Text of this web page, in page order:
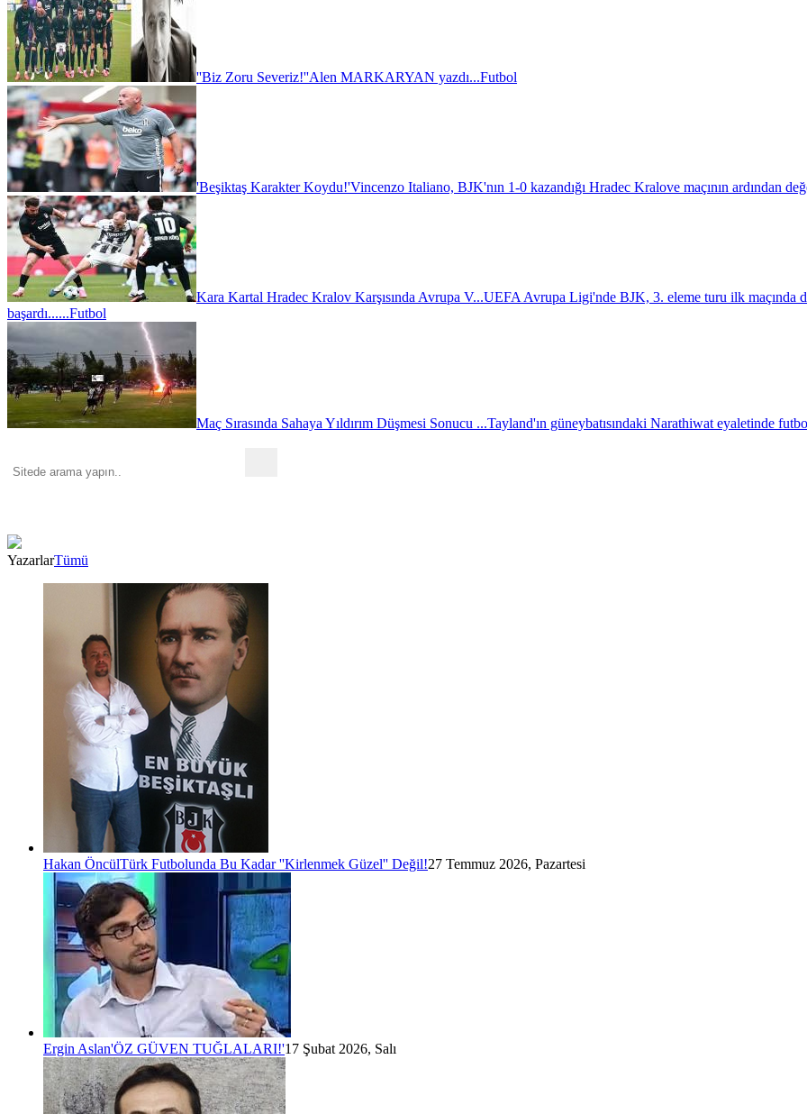
''Biz Zoru Severiz!''Alen MARKARYAN yazdı...Futbol
'Beşiktaş Karakter Koydu!'Vincenzo Italiano, BJK'nın 1-0 kazandığı Hradec Kralove maçının ardından
Kara Kartal Hradec Kralov Karşısında Avrupa V...UEFA Avrupa Ligi'nde BJK, 3. eleme turu ilk maçında
başardı......Futbol
Maç Sırasında Sahaya Yıldırım Düşmesi Sonucu ...Tayland'ın güneybatısındaki Narathiwat eyaletinde
YazarlarTümü
Hakan ÖncülTürk Futbolunda Bu Kadar ''Kirlenmek Güzel'' Değil!27 Temmuz 2026, Pazartesi
Ergin Aslan'ÖZ GÜVEN TUĞLALARI!'17 Şubat 2026, Salı